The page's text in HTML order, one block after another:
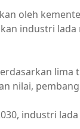
oleh
industri
nilai,
industri